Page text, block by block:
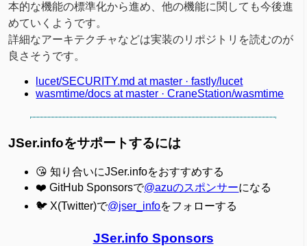
本的な機能の標準化から進め、他の機能に関しても今後進
めていくようです。
詳細なアーキテクチャなどは実装のリポジトリを読むのが
良さそうです。
lucet/SECURITY.md at master · fastly/lucet
wasmtime/docs at master · CraneStation/wasmtime
JSer.infoをサポートするには
😘 知り合いにJSer.infoをおすすめする
❤️ GitHub Sponsorsで@azuのスポンサーになる
🐦 X(Twitter)で@jser_infoをフォローする
JSer.info Sponsors